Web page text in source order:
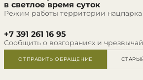
в светлое время суток
Режим работы территории нацпарка
+7 391 261 16 95
Сообщить о возгораниях и
ОТПРАВИТЬ ОБРАЩЕНИЕ